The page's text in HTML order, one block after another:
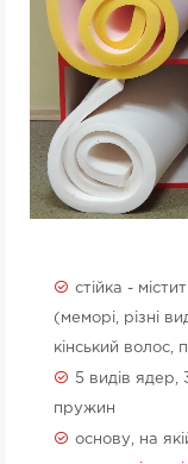
стійка -
(меморі, різні
кінський волос,
5 видів
пружин
основу, на